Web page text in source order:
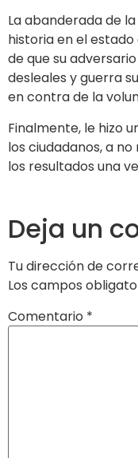
La abanderada de
historia en el estado
de que su
desleales y guerra
en contra de la
Finalmente, le hizo
los ciudadanos, a
los resultados una
Deja un
Tu dirección de
Los campos
Comentario *